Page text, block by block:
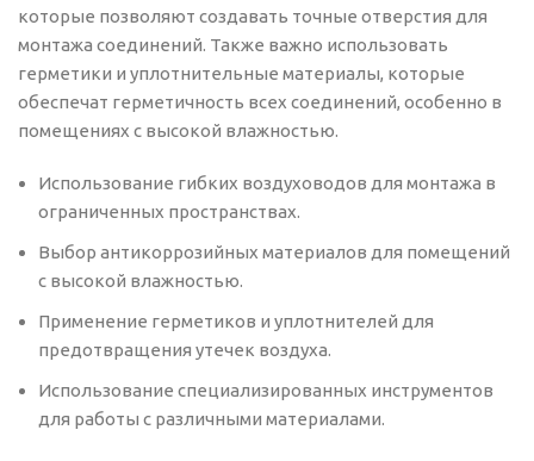
которые позволяют создавать точные отверстия для
монтажа соединений. Также важно использовать
герметики и уплотнительные материалы, которые
обеспечат герметичность всех соединений, особенно в
помещениях с высокой влажностью.
Использование гибких воздуховодов для монтажа в
ограниченных пространствах.
Выбор антикоррозийных материалов для помещений
с высокой влажностью.
Применение герметиков и уплотнителей для
предотвращения утечек воздуха.
Использование специализированных инструментов
для работы с различными материалами.